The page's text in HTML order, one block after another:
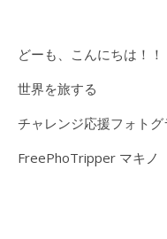
どーも、こんにちは！！
世界を旅する
チャレンジ応援フォト
FreePhoTripper マキ